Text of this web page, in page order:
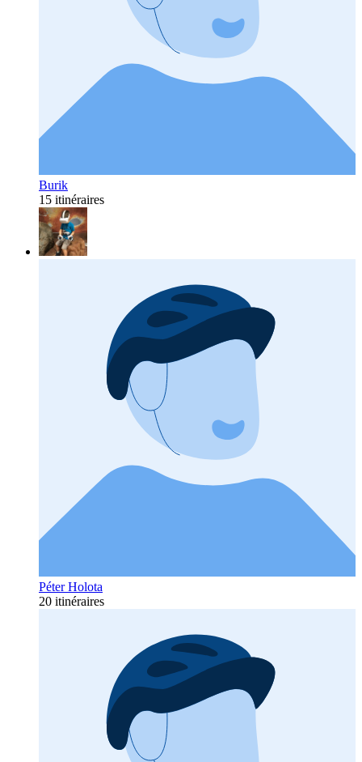
Burik
15 itinéraires
Péter Holota
20 itinéraires